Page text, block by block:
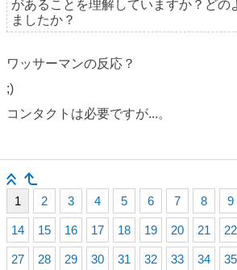
があることを理解していますか？どの
ましたか？
ワッサーマンの反応？
;)
コンタクトは必要ですが...。
1 2 3 4 5 6 7 8 9
14 15 16 17 18 19 20 21 22
27 28 29 30 31 32 33 34 35